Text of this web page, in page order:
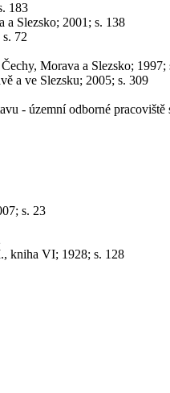
183
a Slezsko; 2001; s. 138
72
Morava a Slezsko; 1997;
a ve Slezsku; 2005; s. 309
- územní odborné
s. 23
kniha VI; 1928; s. 128